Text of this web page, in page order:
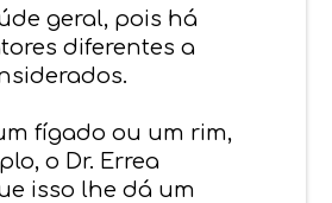
geral, pois há
diferentes a
fígado ou um rim,
o Dr. Errea
isso lhe dá um